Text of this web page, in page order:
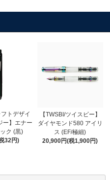
フトデザイ
ー】エナー
ク (黒)
32円)
【TWSBI/ツイスビー】
ダイヤモンド580 アイリ
ス (EF/極細)
20,900円(税1,900円)